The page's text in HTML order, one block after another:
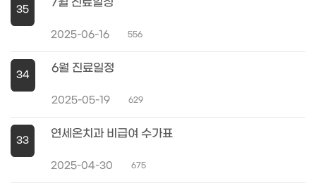
35
2025-06-16 556
34
6월 진료일정
2025-05-19 629
33
연세온치과 비급여 수가표
2025-04-30 675